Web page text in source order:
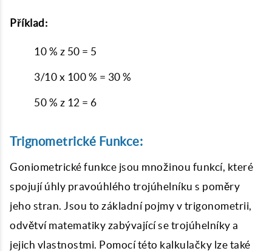
Příklad:
10 % z 50 = 5
3/10 x 100 % = 30 %
50 % z 12 = 6
Trignometrické Funkce:
Goniometrické funkce jsou množinou funkcí, které
spojují úhly pravoúhlého trojúhelníku s poměry
jeho stran. Jsou to základní pojmy v trigonometrii,
odvětví matematiky zabývající se trojúhelníky a
jejich vlastnostmi. Pomocí této kalkulačky lze také